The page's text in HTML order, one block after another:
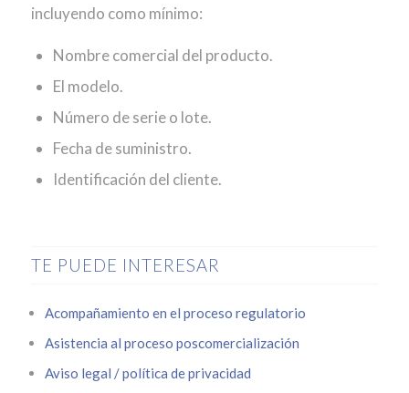
incluyendo como mínimo:
Nombre comercial del producto.
El modelo.
Número de serie o lote.
Fecha de suministro.
Identificación del cliente.
TE PUEDE INTERESAR
Acompañamiento en el proceso regulatorio
Asistencia al proceso poscomercialización
Aviso legal / política de privacidad